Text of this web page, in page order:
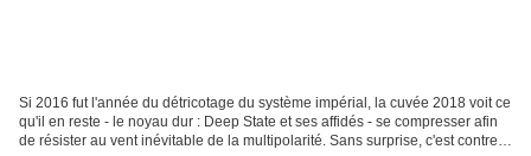
Si 2016 fut l'année du détricotage du système impérial, la cuvée 2018 voit ce
qu'il en reste - le noyau dur : Deep State et ses affidés - se compresser afin
de résister au vent inévitable de la multipolarité. Sans surprise, c'est contre